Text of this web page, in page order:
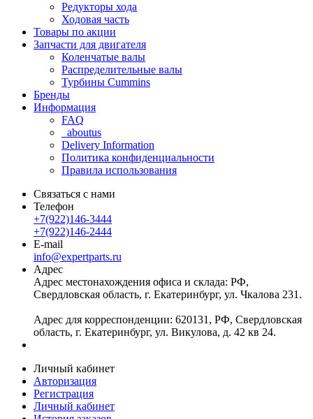
Редукторы хода
Ходовая часть
Товары по акции
Запчасти для двигателя
Коленчатые валы
Распределительные валы
Турбины Cummins
Бренды
Информация
FAQ
_aboutus
Delivery Information
Политика конфиденциальности
Правила использования
Связаться с нами
Телефон
+7(922)146-3444
+7(922)146-2444
E-mail
info@expertparts.ru
Адрес
Адрес местонахождения офиса и склада: РФ,
Свердловская область, г. Екатеринбург, ул. Чкалова 231.
Адрес для корреспонденции: 620131, РФ, Свердловская
область, г. Екатеринбург, ул. Викулова, д. 42 кв 24.
Личный кабинет
Авторизация
Регистрация
Личный кабинет